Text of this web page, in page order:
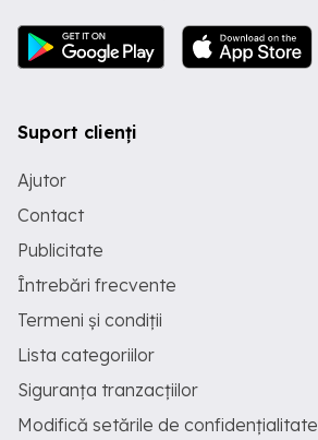
Suport clienți
Ajutor
Contact
Publicitate
Întrebări frecvente
Termeni și condiții
Lista categoriilor
Siguranța tranzacțiilor
Modifică setările de confidențialitate